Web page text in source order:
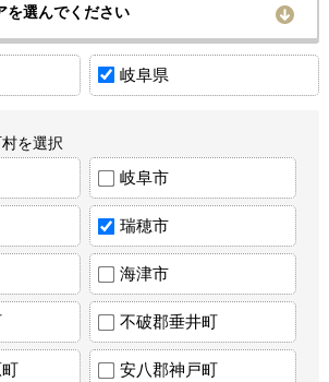
を選んでください
岐阜県
を選択
岐阜市
瑞穂市
海津市
不破郡垂井町
安八郡神戸町